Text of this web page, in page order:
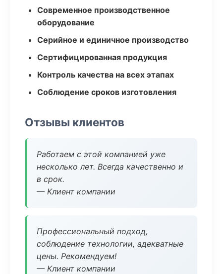
Современное производственное
оборудование
Серийное и единичное производство
Сертифицированная продукция
Контроль качества на всех этапах
Соблюдение сроков изготовления
Отзывы клиентов
Работаем с этой компанией уже
несколько лет. Всегда качественно и
в срок.
— Клиент компании
Профессиональный подход,
соблюдение технологии, адекватные
цены. Рекомендуем!
— Клиент компании